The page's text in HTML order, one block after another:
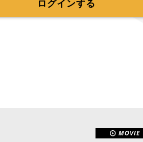
ログインする
MOVIE